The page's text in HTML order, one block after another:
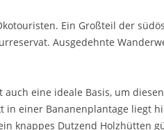
Ein Großteil der
Ausgedehnte
eine ideale Basis, um
in einer Bananenplantage liegt
knappes Dutzend Holzhütten